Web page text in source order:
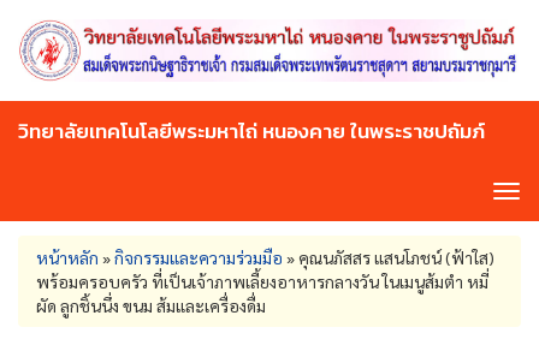
main
content
วิทยาลัยเทคโนโลยีพระมหาไถ่ หนองคาย ในพระราชปถัมภ์
You
are
here
หน้าหลัก »กิจกรรมและความร่วมมือ » คุณนภัสสร​ แสนโภชน์​ (ฟ้าใส)​
พร้อมครอบครัว ที่เป็นเจ้าภาพเลี้ยงอาหารกลางวัน ในเมนูส้มตำ หมี่
ผัด ลูกชิ้นนึ่ง ขนม ส้มและเครื่องดื่ม